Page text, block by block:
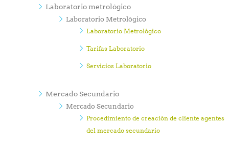
Laboratorio metrológico
Laboratorio Metrológico
Laboratorio Metrológico
Tarifas Laboratorio
Servicios Laboratorio
Mercado Secundario
Mercado Secundario
Procedimiento de creación de cliente agentes
del mercado secundario